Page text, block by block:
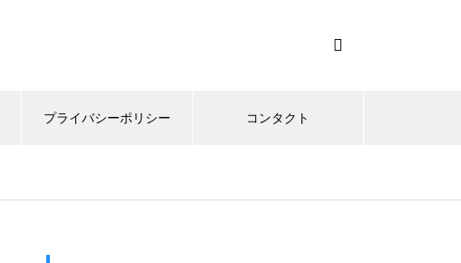
プライバシーポリシー コンタクト